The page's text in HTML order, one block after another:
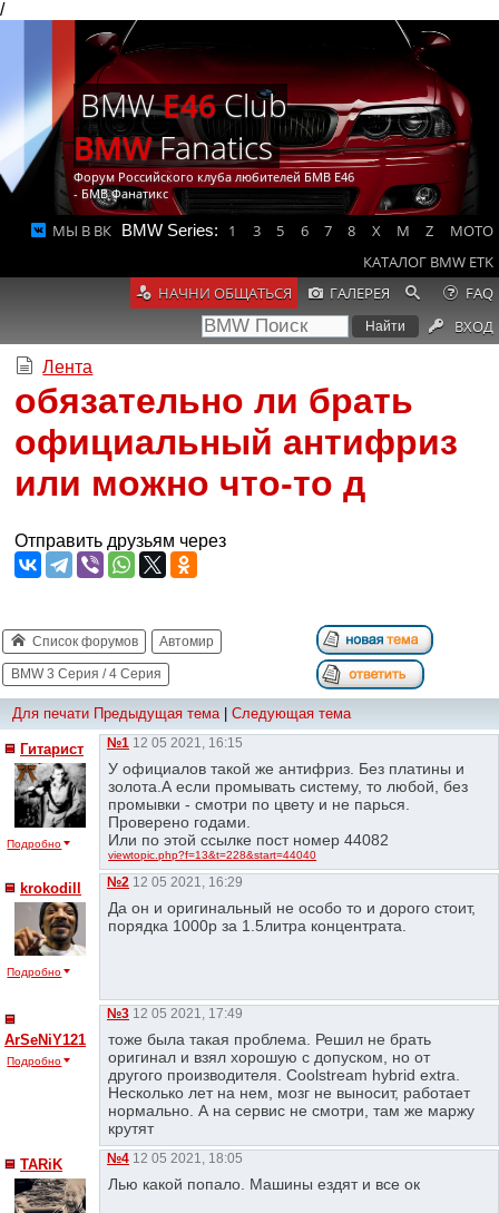
/
BMWE46Club
BMWFanatics
Форум Российского клуба любителей БМВ Е46
- БМВ Фанатикс
МЫ В ВК BMW Series: 1 3 5 6 7 8 X M Z
MOTO
КАТАЛОГ BMW ETK
НАЧНИ ОБЩАТЬСЯ
ГАЛЕРЕЯ
FAQ
ВХОД
Лента
обязательно ли брать
официальный антифриз
или можно что-то д
Отправить друзьям через
Список форумов Автомир
BMW 3 Серия / 4 Серия
Для печати Предыдущая тема| Следующая тема
Гитарист
Подробно
№1 12 05 2021, 16:15
У официалов такой же антифриз. Без платины и
золота.А если промывать систему, то любой, без
промывки - смотри по цвету и не парься.
Проверено годами.
Или по этой ссылке пост номер 44082
viewtopic.php?f=13&t=228&start=44040
krokodill
Подробно
№2 12 05 2021, 16:29
Да он и оригинальный не особо то и дорого стоит,
порядка 1000р за 1.5литра концентрата.
ArSeNiY121
Подробно
№3 12 05 2021, 17:49
тоже была такая проблема. Решил не брать
оригинал и взял хорошую с допуском, но от
другого производителя. Coolstream hybrid extra.
Несколько лет на нем, мозг не выносит, работает
нормально. А на сервис не смотри, там же маржу
крутят
TARiK №4 12 05 2021, 18:05
Лью какой попало. Машины ездят и все ок